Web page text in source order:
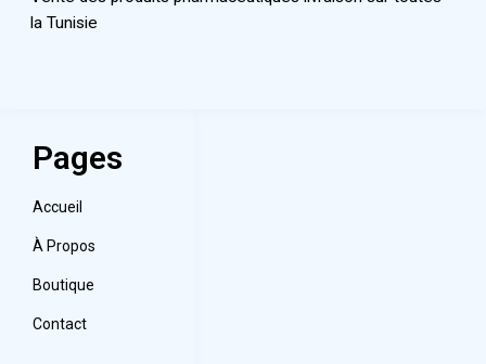
la Tunisie
Pages
Accueil
À Propos
Boutique
Contact